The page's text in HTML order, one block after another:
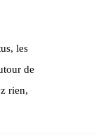
les
de
rien,